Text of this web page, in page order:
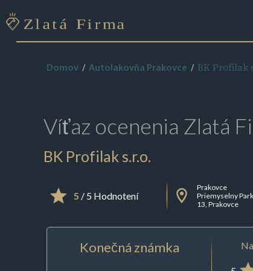
Domov Autolakovňa Prakovce BK Profilak
Víťaz ocenenia Zlatá
BK Profilak s.r.o.
5 / 5 Hodnotení
Prakovce
Priemyselny
13, Prakovce
Konečná známka